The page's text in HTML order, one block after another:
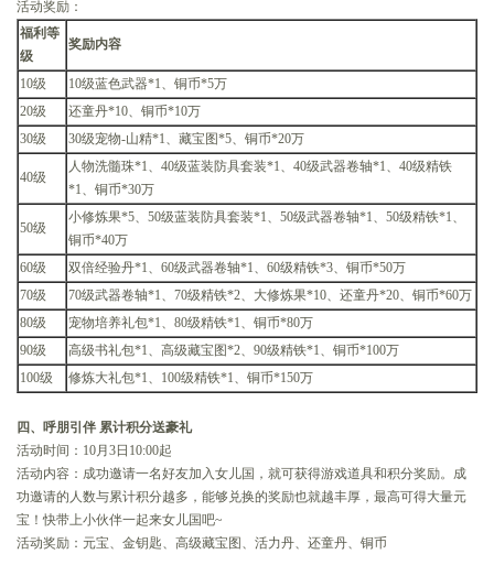
活动奖励：
福利等
级
奖励内容
10级
10级蓝色武器*1、铜币*5万
20级
还童丹*10、铜币*10万
30级
30级宠物-山精*1、藏宝图*5、铜币*20万
40级
人物洗髓珠*1、40级蓝装防具套装*1、40级武器卷轴*1、40级精铁
*1、铜币*30万
50级
小修炼果*5、50级蓝装防具套装*1、50级武器卷轴*1、50级精铁*1、
铜币*40万
60级
双倍经验丹*1、60级武器卷轴*1、60级精铁*3、铜币*50万
70级
70级武器卷轴*1、70级精铁*2、大修炼果*10、还童丹*20、铜币*60万
80级
宠物培养礼包*1、80级精铁*1、铜币*80万
90级
高级书礼包*1、高级藏宝图*2、90级精铁*1、铜币*100万
100级
修炼大礼包*1、100级精铁*1、铜币*150万
四、呼朋引伴 累计积分送豪礼
活动时间：10月3日10:00起
活动内容：成功邀请一名好友加入女儿国，就可获得游戏道具和积分奖励。成
功邀请的人数与累计积分越多，能够兑换的奖励也就越丰厚，最高可得大量元
宝！快带上小伙伴一起来女儿国吧~
活动奖励：元宝、金钥匙、高级藏宝图、活力丹、还童丹、铜币